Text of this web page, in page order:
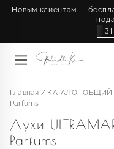
Новым клиентам —
Главная / КАТАЛОГ ОБЩИЙ
Parfums
Духи
Parfums